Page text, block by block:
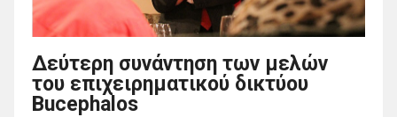
Δεύτερη συνάντηση των μελών
του επιχειρηματικού δικτύου
Bucephalos